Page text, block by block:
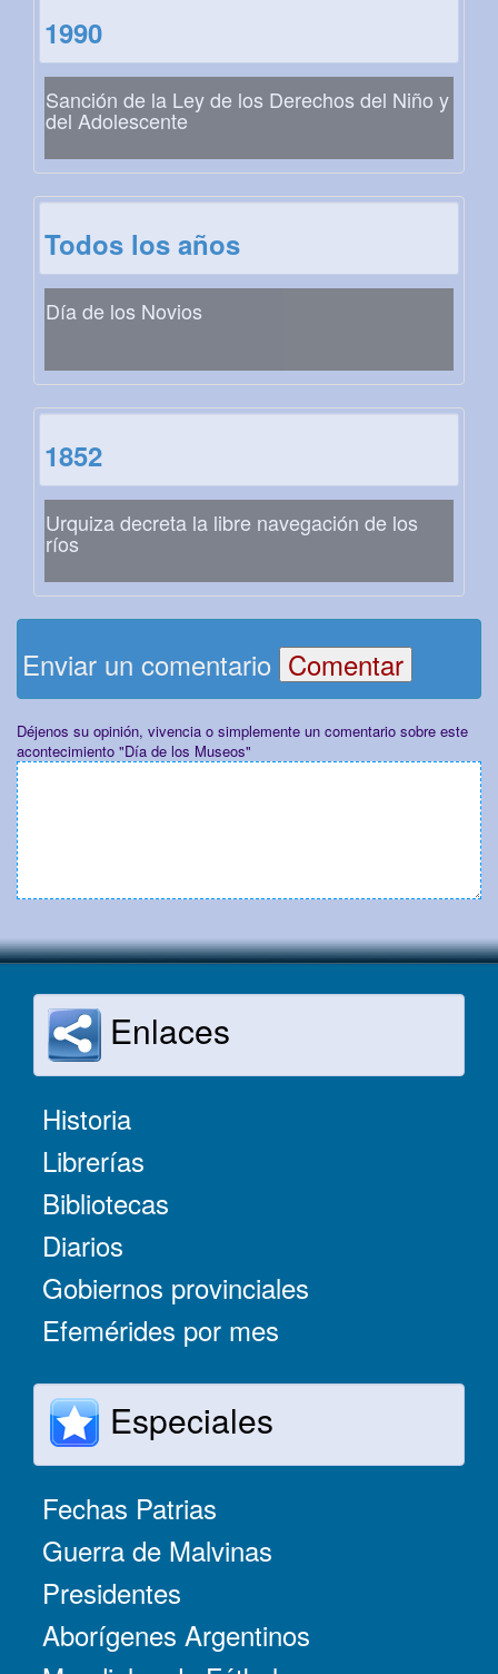
1990
Sanción de la Ley de los Derechos del Niño y
del Adolescente
Todos los años
Día de los Novios
1852
Urquiza decreta la libre navegación de los
ríos
Enviar un comentario
Déjenos su opinión, vivencia o simplemente un comentario sobre este
acontecimiento "Día de los Museos"
Enlaces
Historia
Librerías
Bibliotecas
Diarios
Gobiernos provinciales
Efemérides por mes
Especiales
Fechas Patrias
Guerra de Malvinas
Presidentes
Aborígenes Argentinos